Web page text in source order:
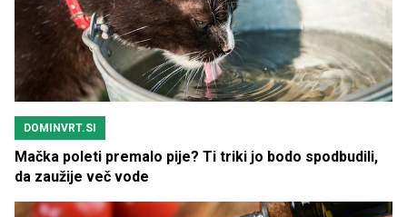
DOMINVRT.SI
Mačka poleti premalo pije? Ti triki jo bodo spodbudili,
da zaužije več vode